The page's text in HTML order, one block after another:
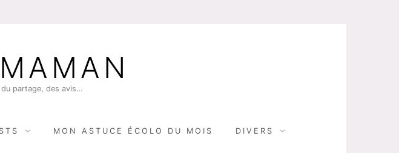
partage, des avis…
MON ASTUCE ÉCOLO DU MOIS DIVERS